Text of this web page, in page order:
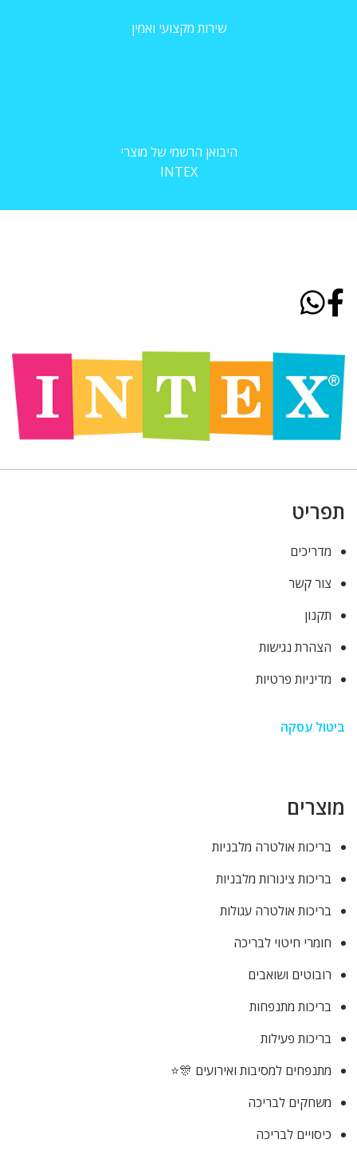
שירות מקצועי ואמין
היבואן הרשמי של מוצרי
INTEX
תפריט
מדריכים
צור קשר
תקנון
הצהרת נגישות
מדיניות פרטיות
ביטול עסקה
מוצרים
בריכות אולטרה מלבניות
בריכות צינורות מלבניות
בריכות אולטרה עגולות
חומרי חיטוי לבריכה
רובוטים ושואבים
בריכות מתנפחות
בריכות פעילות
מתנפחים למסיבות ואירועים 🎊⭐
משחקים לבריכה
כיסויים לבריכה